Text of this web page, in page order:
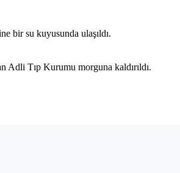
bir su kuyusunda ulaşıldı.
Adli Tıp Kurumu morguna kaldırıldı.